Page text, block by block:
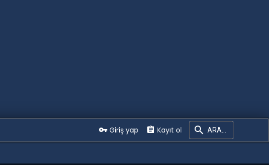
Giriş yap Kayıt ol